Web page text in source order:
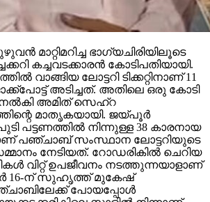
മാറ്റിമറിച്ച ഭാഗ്യചിരിയിലൂടെ
കച്ചവടക്കാരന്‍ കോടിപതിയായി.
വാങ്ങിയ ലോട്ടറി ടിക്കറ്റിനാണ് 11
അടിച്ചത്. അതിലെ ഒരു കോടി
അമിത് സെഹ്‌റ
മാതൃകയായി. ജയ്പൂര്‍
പട്ടണത്തില്‍ നിന്നുള്ള 38 കാരനായ
പഞ്ചാബ് സംസ്ഥാന ലോട്ടറിയുടെ
നേടിയത്. റോഡരികില്‍ ചെറിയ
വിറ്റ് ഉപജീവനം നടത്തുന്നയാളാണ്
16-ന് സുഹൃത്ത് മുകേഷ്
പോയപ്പോള്‍